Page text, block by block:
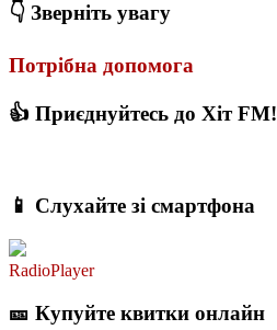
👇 Зверніть увагу
Потрібна допомога
👍 Приєднуйтесь до Хіт FM!
📱 Слухайте зі смартфона
RadioPlayer
🎫 Купуйте квитки онлайн